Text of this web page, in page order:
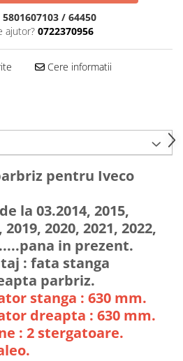
5801607103 / 64450
ajutor? 0722370956
Cere informatii
pentru Iveco
la 03.2014, 2015,
2019, 2020, 2021, 2022,
in prezent.
: fata stanga
parbriz.
stanga : 630 mm.
dreapta : 630 mm.
: 2 stergatoare.